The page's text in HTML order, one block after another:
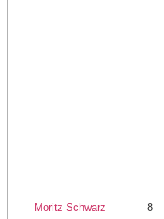
Moritz Schwarz 8